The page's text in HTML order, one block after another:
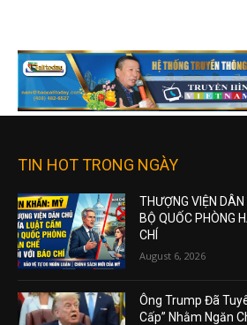
TIN HOT TRONG NGÀY
THƯỢNG VIỆN
BỘ QUỐC PHÒNG
CHÍ
August 6, 2026
Ông Trump Đã
Cấp” Nhằm Ngăn